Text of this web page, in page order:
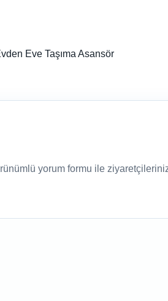
Eve Taşıma Asansör
yorum formu ile